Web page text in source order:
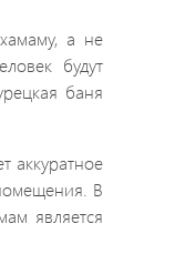
а не
будут
баня
аккуратное
В
является